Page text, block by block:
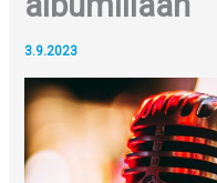
3.9.2023